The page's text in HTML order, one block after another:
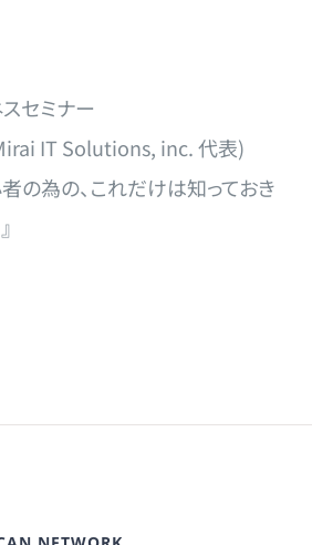
セミナー
IT Solutions, inc. 代表)
者の為の、これだけは知っておき